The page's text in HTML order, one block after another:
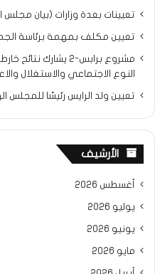
تعيينات بعدة وزارات (بيان مجلس
تعيين مكلف بمهمة برئاسة
مشروع برابس-2
النوع الاجتماعي والاستغلال
تعيين ولد الرايس رئيسًا للمجلس
الأرشيف
أغسطس 2026
يوليو 2026
يونيو 2026
مايو 2026